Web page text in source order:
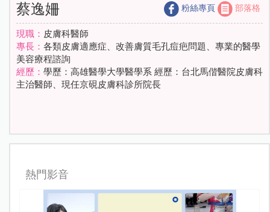
蔡逸姍 粉絲專頁 部落格
現職： 皮膚科醫師
專長： 各類皮膚適應症、改善膚質毛孔痘疤問題、專業的醫學
美容療程諮詢
經歷： 學歷：高雄醫學大學醫學系 經歷：台北馬偕醫院皮膚科
主治醫師、現任京硯皮膚科診所院長
熱門影音